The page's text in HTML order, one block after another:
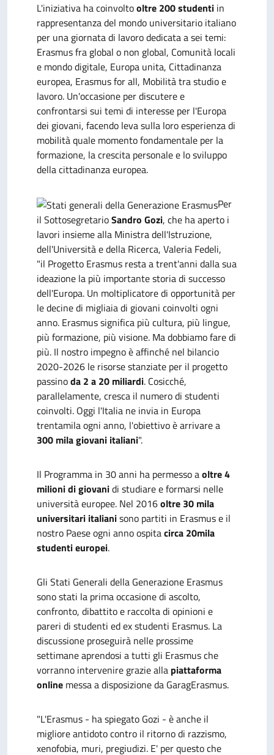
L'iniziativa ha coinvoltooltre 200 studenti in
rappresentanza del mondo universitario italiano
per una giornata di lavoro dedicata a sei temi:
Erasmus fra global o non global, Comunità locali
e mondo digitale, Europa unita, Cittadinanza
europea, Erasmus for all, Mobilità tra studio e
lavoro. Un'occasione per discutere e
confrontarsi sui temi di interesse per l'Europa
dei giovani, facendo leva sulla loro esperienza di
mobilità quale momento fondamentale per la
formazione, la crescita personale e lo sviluppo
della cittadinanza europea.
Per
il SottosegretarioSandro Gozi, che ha aperto i
lavori insieme alla Ministra dell'Istruzione,
dell'Università e della Ricerca, Valeria Fedeli,
"il Progetto Erasmus resta a trent'anni dalla sua
ideazione la più importante storia di successo
dell'Europa. Un moltiplicatore di opportunità per
le decine di migliaia di giovani coinvolti ogni
anno. Erasmus significa più cultura, più lingue,
più formazione, più visione. Ma dobbiamo fare di
più. Il nostro impegno è affinché nel bilancio
2020-2026 le risorse stanziate per il progetto
passinoda 2 a 20 miliardi. Cosicché,
parallelamente, cresca il numero di studenti
coinvolti. Oggi l'Italia ne invia in Europa
trentamila ogni anno, l'obiettivo è arrivare a
300 mila giovani italiani".
Il Programma in 30 anni ha permesso aoltre 4
milioni di giovanidi studiare e formarsi nelle
università europee. Nel 2016oltre 30 mila
universitari italianisono partiti in Erasmus e il
nostro Paese ogni anno ospitacirca 20mila
studenti europei.
Gli Stati Generali della Generazione Erasmus
sono stati la prima occasione di ascolto,
confronto, dibattito e raccolta di opinioni e
pareri di studenti ed ex studenti Erasmus. La
discussione proseguirà nelle prossime
settimane aprendosi a tutti gli Erasmus che
vorranno intervenire grazie alla piattaforma
online messa a disposizione da GaragErasmus.
"L'Erasmus - ha spiegato Gozi - è anche il
migliore antidoto contro il ritorno di razzismo,
xenofobia, muri, pregiudizi. E' per questo che